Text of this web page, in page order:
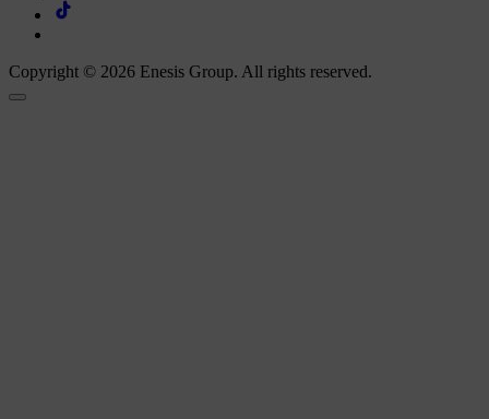
Copyright © 2026 Enesis Group. All rights reserved.